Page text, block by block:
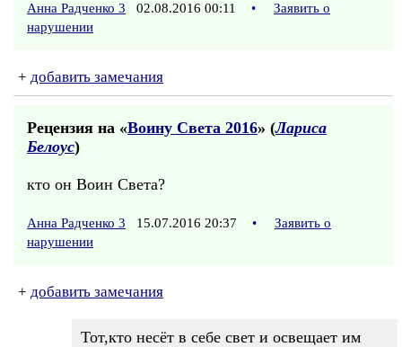
Анна Радченко 3 02.08.2016 00:11 •
Заявить о
нарушении
+ добавить замечания
Рецензия на «Воину Света 2016» (Лариса
Белоус)
кто он Воин Света?
Анна Радченко 3 15.07.2016 20:37 •
Заявить о
нарушении
+ добавить замечания
Тот,кто несёт в себе свет и освещает им